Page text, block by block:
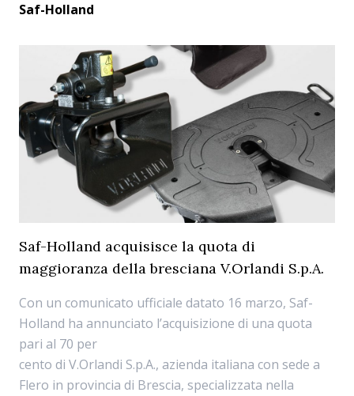
Saf-Holland
Saf-Holland acquisisce la quota di
maggioranza della bresciana V.Orlandi S.p.A.
Con un comunicato ufficiale datato 16 marzo, Saf-
Holland ha annunciato l’acquisizione di una quota
pari al 70 per
cento di V.Orlandi S.p.A., azienda italiana con sede a
Flero in provincia di Brescia, specializzata nella